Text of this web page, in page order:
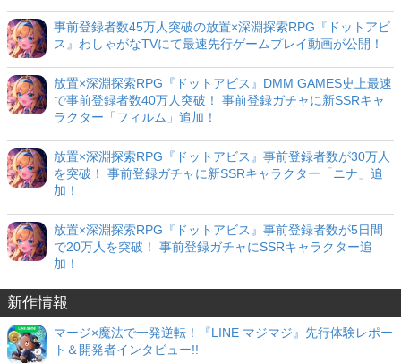
事前登録者数45万人突破の放置×深淵探索RPG『ドットアビ
ス』わしゃがなTVにて最速先行ゲームプレイ動画が公開！
放置×深淵探索RPG『ドットアビス』DMM GAMES史上最速
で事前登録者数40万人突破！ 事前登録ガチャに新SSRキャ
ラクター「フィルム」追加！
放置×深淵探索RPG『ドットアビス』事前登録者数が30万人
を突破！ 事前登録ガチャに新SSRキャラクター「ニナ」追
加！
放置×深淵探索RPG『ドットアビス』事前登録者数が5日間
で20万人を突破！ 事前登録ガチャにSSRキャラクター追
加！
新作情報
マージ×魔法で一発逆転！『LINE マジマジ』先行体験レポー
ト＆開発者インタビュー!!